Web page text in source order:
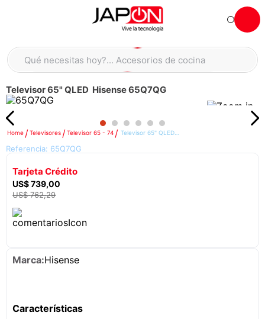
Hola... qué necesitas hoy?
Qué necesitas hoy?... Accesorios de cocina
Televisor 65" QLED Hisense 65Q7QG
Televisores Televisor 65 - 74
Referencia: 65Q7QG
Tarjeta Crédito
US$739,00
US$ 762,29
Hisense
TÉRMINOS MÁS BUSCADOS
2. refrigeradora
3. lavadora
4. scooter
5. england sound parlantes
iphone